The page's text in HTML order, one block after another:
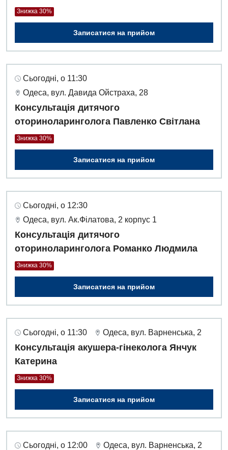
Знижка 30%
Записатися на прийом
Сьогодні, о 11:30
Одеса, вул. Давида Ойстраха, 28
Консультація дитячого
оториноларинголога Павленко Світлана
Знижка 30%
Записатися на прийом
Сьогодні, о 12:30
Одеса, вул. Ак.Філатова, 2 корпус 1
Консультація дитячого
оториноларинголога Романко Людмила
Знижка 30%
Записатися на прийом
Сьогодні, о 11:30 Одеса, вул. Варненська, 2
Консультація акушера-гінеколога Янчук
Катерина
Знижка 30%
Записатися на прийом
Сьогодні, о 12:00 Одеса, вул. Варненська, 2